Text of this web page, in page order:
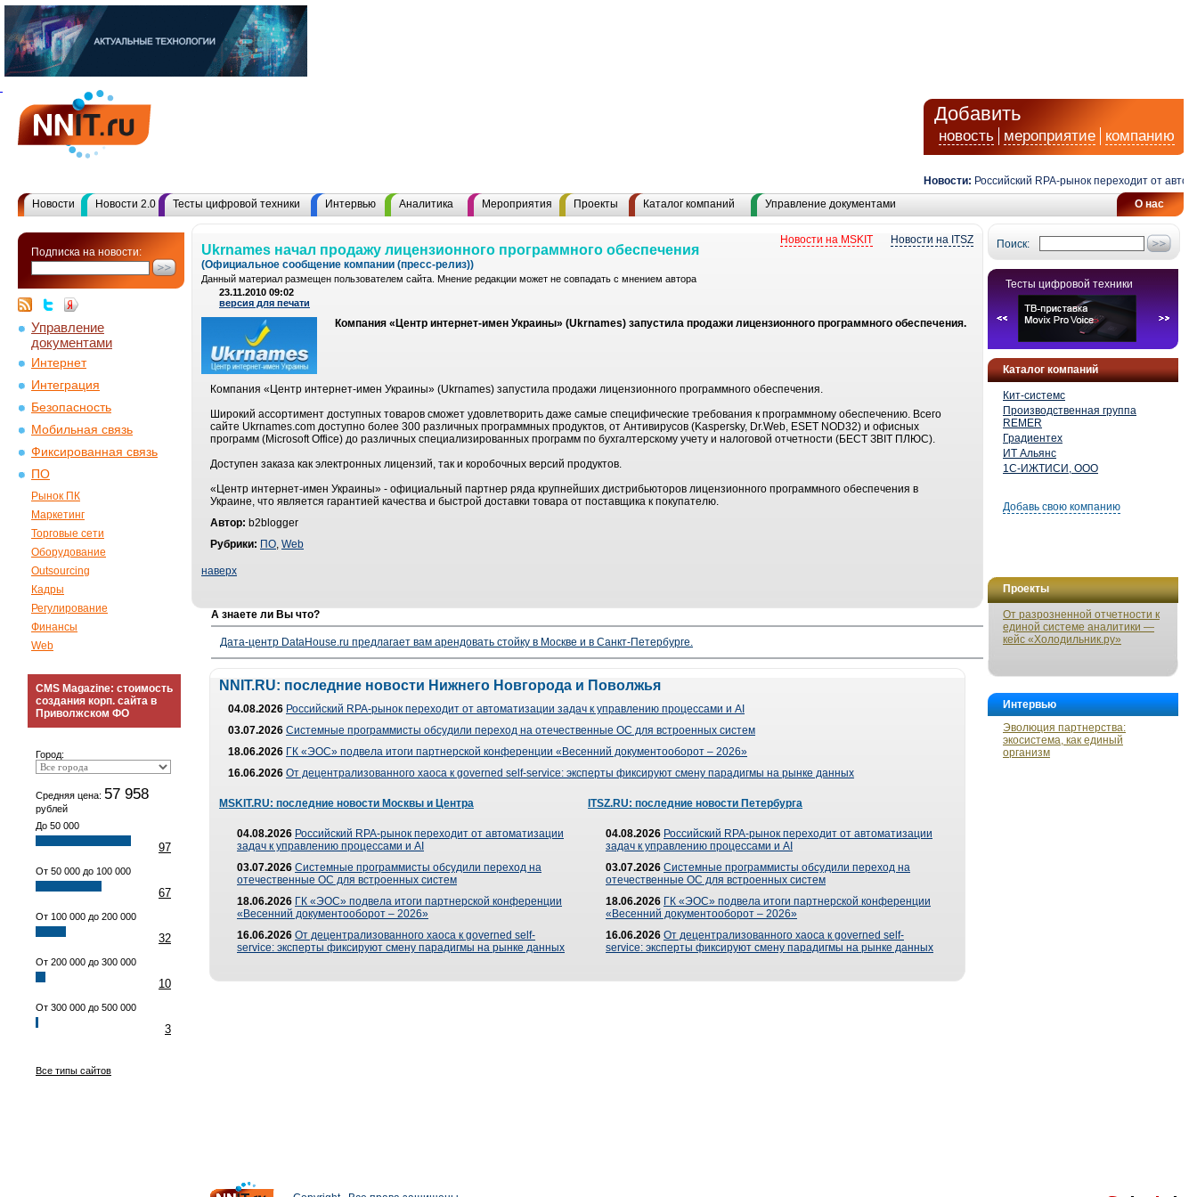
Добавить
новость мероприятие компанию
Новости: Российский RPA-рынок переходит от
О нас
Новости Новости 2.0 Тесты цифровой техники Интервью Аналитика Мероприятия Проекты Каталог компаний Управление документами
Подписка на новости:
Управление
документами
Интернет
Интеграция
Безопасность
Мобильная связь
Фиксированная связь
ПО
Рынок ПК
Маркетинг
Торговые сети
Оборудование
Outsourcing
Кадры
Регулирование
Финансы
Web
CMS Magazine: стоимость
создания корп. сайта в
Приволжском ФО
Город:
Средняя цена: 57 958
рублей
До 50 000
97
От 50 000 до 100 000
67
От 100 000 до 200 000
32
От 200 000 до 300 000
10
От 300 000 до 500 000
3
Все типы сайтов
Поиск:
Тесты цифровой техники
Каталог компаний
Кит-системс
Производственная группа
REMER
Градиентех
ИТ Альянс
1С-ИЖТИСИ, ООО
Добавь свою компанию
Проекты
От разрозненной отчетности к
единой системе аналитики —
кейс «Холодильник.ру»
Интервью
Эволюция партнерства:
экосистема, как единый
организм
Новости на ITSZ
Новости на MSKIT
Ukrnames начал продажу лицензионного программного обеспечения
(Официальное сообщение компании (пресс-релиз))
Данный материал размещен пользователем сайта. Мнение редакции может не совпадать с мнением автора
23.11.2010 09:02
версия для печати
Компания «Центр интернет-имен Украины» (Ukrnames) запустила продажи лицензионного программного обеспечения.
Компания «Центр интернет-имен Украины» (Ukrnames) запустила продажи лицензионного программного обеспечения.
Широкий ассортимент доступных товаров сможет удовлетворить даже самые специфические требования к программному обеспечению. Всего
сайте Ukrnames.com доступно более 300 различных программных продуктов, от Антивирусов (Kaspersky, Dr.Web, ESET NOD32) и офисных
программ (Microsoft Office) до различных специализированных программ по бухгалтерскому учету и налоговой отчетности (БЕСТ ЗВІТ ПЛЮС).
Доступен заказа как электронных лицензий, так и коробочных версий продуктов.
«Центр интернет-имен Украины» - официальный партнер ряда крупнейших дистрибьюторов лицензионного программного обеспечения в
Украине, что является гарантией качества и быстрой доставки товара от поставщика к покупателю.
Автор: b2blogger
Рубрики: ПО, Web
наверх
А знаете ли Вы что?
Дата-центр DataHouse.ru предлагает вам арендовать стойку в Москве и в Санкт-Петербурге.
NNIT.RU: последние новости Нижнего Новгорода и Поволжья
04.08.2026 Российский RPA-рынок переходит от автоматизации задач к управлению процессами и AI
03.07.2026 Системные программисты обсудили переход на отечественные ОС для встроенных систем
18.06.2026 ГК «ЭОС» подвела итоги партнерской конференции «Весенний документооборот – 2026»
16.06.2026 От децентрализованного хаоса к governed self-service: эксперты фиксируют смену парадигмы на рынке данных
MSKIT.RU: последние новости Москвы и Центра
04.08.2026 Российский RPA-рынок переходит от автоматизации
задач к управлению процессами и AI
03.07.2026 Системные программисты обсудили переход на
отечественные ОС для встроенных систем
18.06.2026 ГК «ЭОС» подвела итоги партнерской конференции
«Весенний документооборот – 2026»
16.06.2026 От децентрализованного хаоса к governed self-
service: эксперты фиксируют смену парадигмы на рынке данных
ITSZ.RU: последние новости Петербурга
04.08.2026 Российский RPA-рынок переходит от автоматизации
задач к управлению процессами и AI
03.07.2026 Системные программисты обсудили переход на
отечественные ОС для встроенных систем
18.06.2026 ГК «ЭОС» подвела итоги партнерской конференции
«Весенний документооборот – 2026»
16.06.2026 От децентрализованного хаоса к governed self-
service: эксперты фиксируют смену парадигмы на рынке данных